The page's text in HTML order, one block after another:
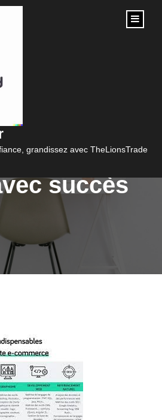
grandissez avec TheLionsTrade
: Lancez
en
succès